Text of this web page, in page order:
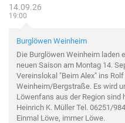
14.09.26
19:00
Burglöwen Weinheim
Die Burglöwen Weinheim laden
neuen Saison am Montag 14.
Vereinslokal "Beim Alex" ins
Weinheim/Bergstraße. Es wird
Löwenfans aus der Region
Heinrich K. Müller Tel. 06251/
Einmal Löwe, immer Löwe.